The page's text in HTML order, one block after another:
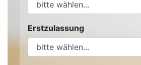
Erstzulassung